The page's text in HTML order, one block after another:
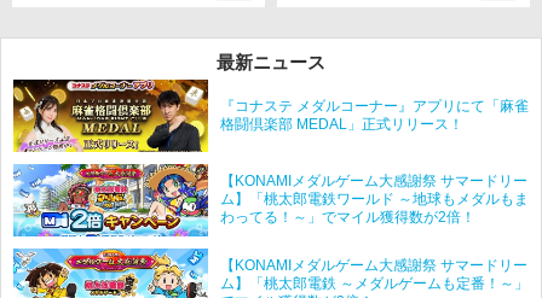
最新ニュース
『コナステ メダルコーナー』アプリにて「麻雀
格闘倶楽部 MEDAL」正式リリース！
【KONAMIメダルゲーム大感謝祭 サマードリー
ム】「桃太郎電鉄ワールド ～地球もメダルもま
わってる！～」でマイル獲得数が2倍！
【KONAMIメダルゲーム大感謝祭 サマードリー
ム】「桃太郎電鉄 ～メダルゲームも定番！～」